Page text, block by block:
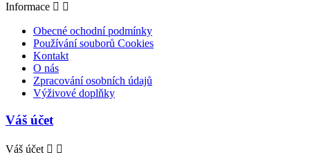
Informace  
Obecné ochodní podmínky
Používání souborů Cookies
Kontakt
O nás
Zpracování osobních údajů
Výživové doplňky
Váš účet
Váš účet  